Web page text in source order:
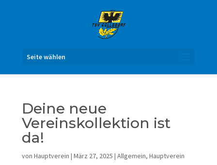
Seite wählen
Deine neue
Vereinskollektion ist
da!
von Hauptverein | März 27, 2025 | Allgemein, Hauptverein